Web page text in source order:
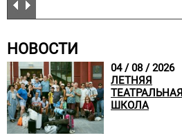
НОВОСТИ
04 / 08 / 2026
ЛЕТНЯЯ
ТЕАТРАЛЬНАЯ
ШКОЛА